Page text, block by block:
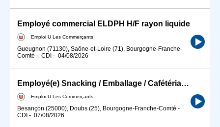
Employé commercial ELDPH H/F rayon liquide
Emploi U Les Commerçants
Gueugnon (71130), Saône-et-Loire (71), Bourgogne-Franche-
Comté - CDI - 04/08/2026
Employé(e) Snacking / Emballage / Cafétéria / Rayon Pain Super U Besançon H/F
Emploi U Les Commerçants
Besançon (25000), Doubs (25), Bourgogne-Franche-Comté -
CDI - 07/08/2026